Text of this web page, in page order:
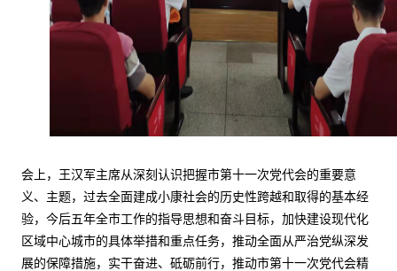
会上，王汉军主席从深刻认识把握市第十一次党代会的重要意
义、主题，过去全面建成小康社会的历史性跨越和取得的基本经
验，今后五年全市工作的指导思想和奋斗目标，加快建设现代化
区域中心城市的具体举措和重点任务，推动全面从严治党纵深发
展的保障措施，实干奋进、砥砺前行，推动市第十一次党代会精